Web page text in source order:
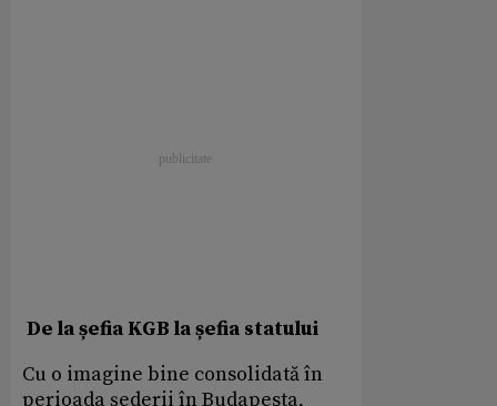
De la șefia KGB la șefia statului
Cu o imagine bine consolidată în
perioada șederii în Budapesta,